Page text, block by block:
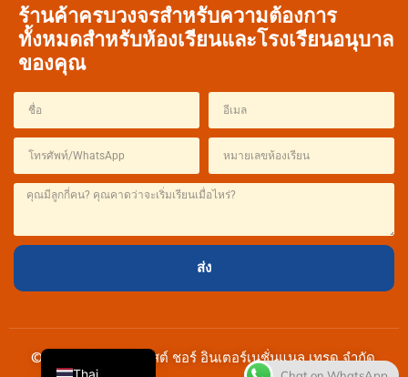
ร้านค้าครบวงจรสำหรับความต้องการ
ทั้งหมดสำหรับห้องเรียนและโรงเรียนอนุบาล
ของคุณ
ส่ง
© 2026 | ฉางชุน เวสต์ ชอร์ อินเตอร์เนชั่นแนล เทรด จำกัด.
Thai
French